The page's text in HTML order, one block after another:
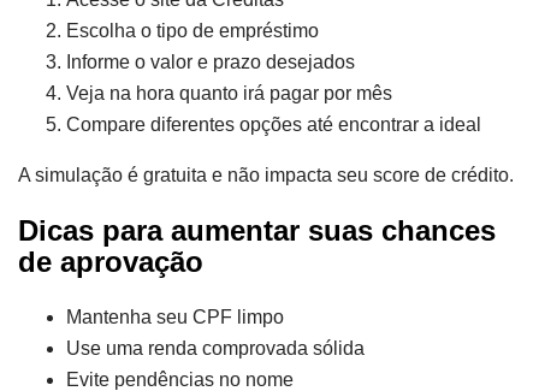
Escolha o tipo de empréstimo
Informe o valor e prazo desejados
Veja na hora quanto irá pagar por mês
Compare diferentes opções até encontrar a ideal
A simulação é gratuita e não impacta seu score de crédito.
Dicas para aumentar suas chances
de aprovação
Mantenha seu CPF limpo
Use uma renda comprovada sólida
Evite pendências no nome